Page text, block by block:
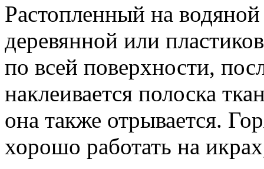
Растопленный на
деревянной или
по всей поверхности,
наклеивается полоска
она также отрывается.
хорошо работать на